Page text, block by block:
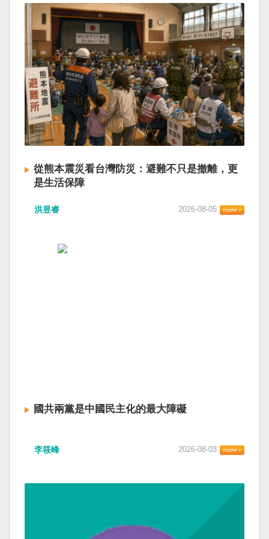
從熊本震災看台灣防災：避難不只是撤離，更
是生活保障
洪昱睿 2026-08-05
國共兩黨是中國民主化的最大障礙
李筱峰 2026-08-03